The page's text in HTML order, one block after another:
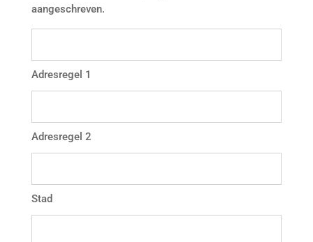
aangeschreven.
Adresregel 1
Adresregel 2
Stad